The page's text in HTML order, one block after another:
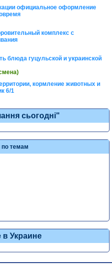
официальное оформление
комплекс с
блюда гуцульской и украинской
кормление животных и
6/1
сьогодні"
по темам
Украине